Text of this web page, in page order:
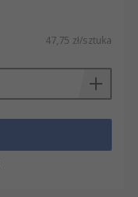
47,75 zł/sztuka